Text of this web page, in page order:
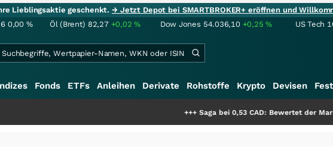
Lieblingsaktie geschenkt.→ Jetzt Depot bei SMARTBROKER+ eröffnen und
0,00 % Öl (Brent) 82,27 +0,02% Dow Jones 54.036,10 +0,25% US Tech
Fonds ETFs Anleihen Derivate Rohstoffe Krypto Devisen
Saga bei 0,53 CAD: Bewertet der Markt noch